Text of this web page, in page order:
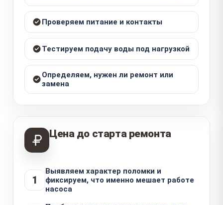
Проверяем питание и контакты
Тестируем подачу воды под нагрузкой
Определяем, нужен ли ремонт или
замена
Цена до старта ремонта
1
Выявляем характер поломки и
фиксируем, что именно мешает работе
насоса